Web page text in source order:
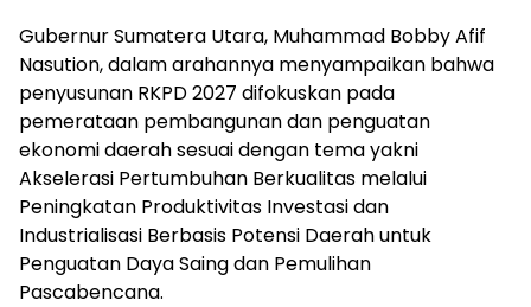
Gubernur Sumatera Utara, Muhammad Bobby Afif
Nasution, dalam arahannya menyampaikan bahwa
penyusunan RKPD 2027 difokuskan pada
pemerataan pembangunan dan penguatan
ekonomi daerah sesuai dengan tema yakni
Akselerasi Pertumbuhan Berkualitas melalui
Peningkatan Produktivitas Investasi dan
Industrialisasi Berbasis Potensi Daerah untuk
Penguatan Daya Saing dan Pemulihan
Pascabencana.